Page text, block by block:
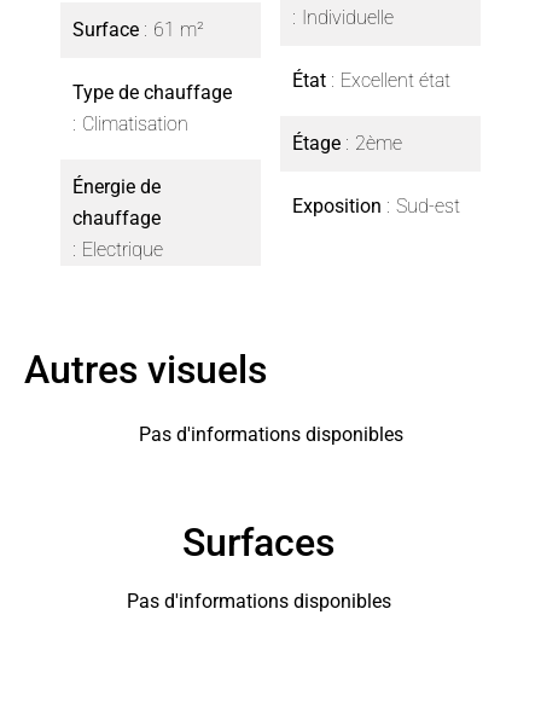
Surface 61 m²
Type de chauffage
Climatisation
Énergie de
chauffage
Electrique
Individuelle
État Excellent état
Étage 2ème
Exposition Sud-est
Autres visuels
Pas d'informations disponibles
Surfaces
Pas d'informations disponibles